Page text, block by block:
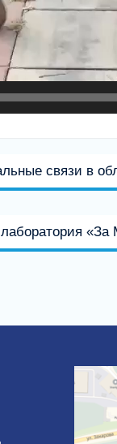
связи в
лаборатория